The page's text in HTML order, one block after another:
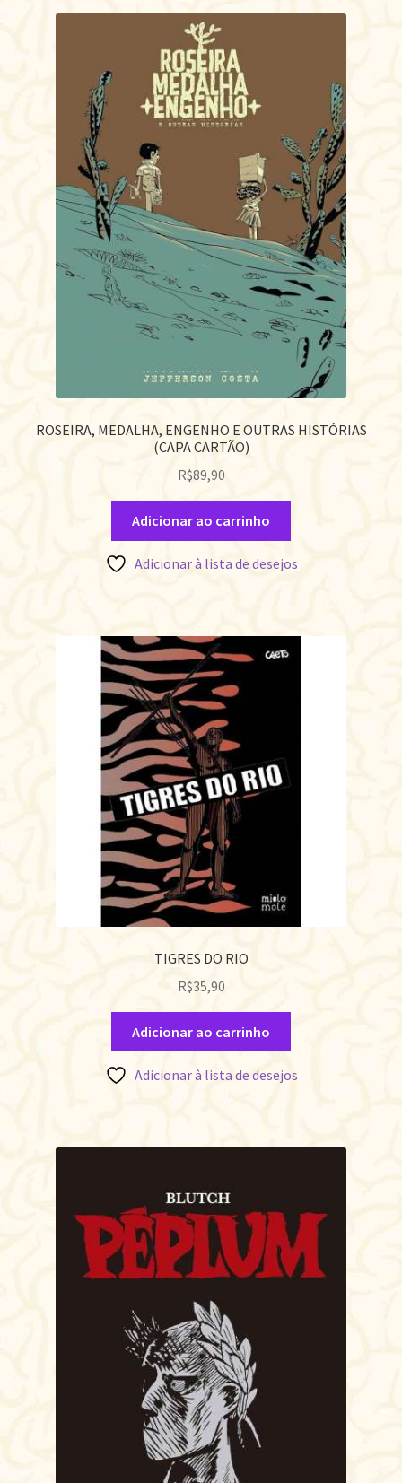
ROSEIRA, MEDALHA, ENGENHO E OUTRAS HISTÓRIAS
(CAPA CARTÃO)
R$89,90
Adicionar ao carrinho
Adicionar à lista de desejos
TIGRES DO RIO
R$35,90
Adicionar ao carrinho
Adicionar à lista de desejos